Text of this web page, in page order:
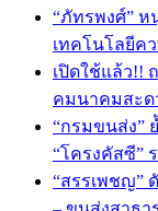
“ภัทรพงศ์” ห
เทคโนโลยีค
เปิดใช้แล้ว!!
คมนาคมสะด
“กรมขนส่ง”
“โครงคัสซี”
“สรรเพชญ”